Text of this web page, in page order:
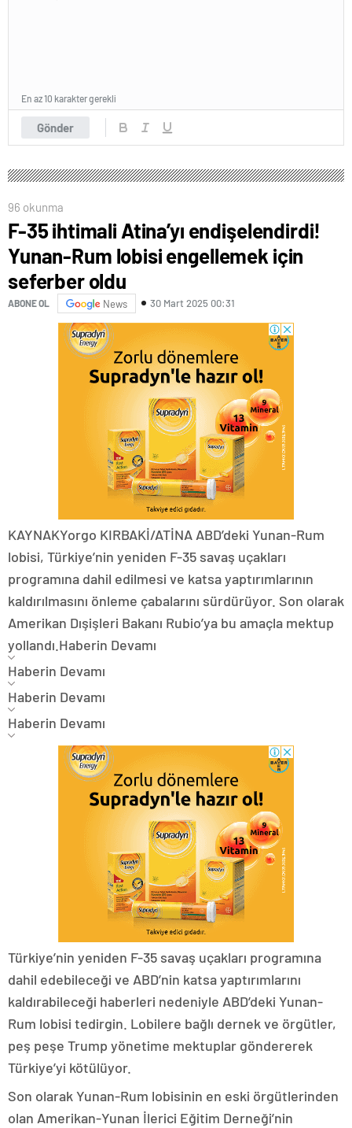
Gönder
En az 10 karakter gerekli
96 okunma
F-35 ihtimali Atina’yı endişelendirdi!
Yunan-Rum lobisi engellemek için
seferber oldu
ABONE OL News 30 Mart 2025 00:31
KAYNAKYorgo KIRBAKİ/ATİNA ABD’deki Yunan-Rum
lobisi, Türkiye’nin yeniden F-35 savaş uçakları
programına dahil edilmesi ve katsa yaptırımlarının
kaldırılmasını önleme çabalarını sürdürüyor. Son olarak
Amerikan Dışişleri Bakanı Rubio’ya bu amaçla mektup
yollandı. Haberin Devamı
Haberin Devamı
Haberin Devamı
Haberin Devamı
Türkiye’nin yeniden F-35 savaş uçakları programına
dahil edebileceği ve ABD’nin katsa yaptırımlarını
kaldırabileceği haberleri nedeniyle ABD’deki Yunan-
Rum lobisi tedirgin. Lobilere bağlı dernek ve örgütler,
peş peşe Trump yönetime mektuplar göndererek
Türkiye’yi kötülüyor.
Son olarak Yunan-Rum lobisinin en eski örgütlerinden
olan Amerikan-Yunan İlerici Eğitim Derneği’nin